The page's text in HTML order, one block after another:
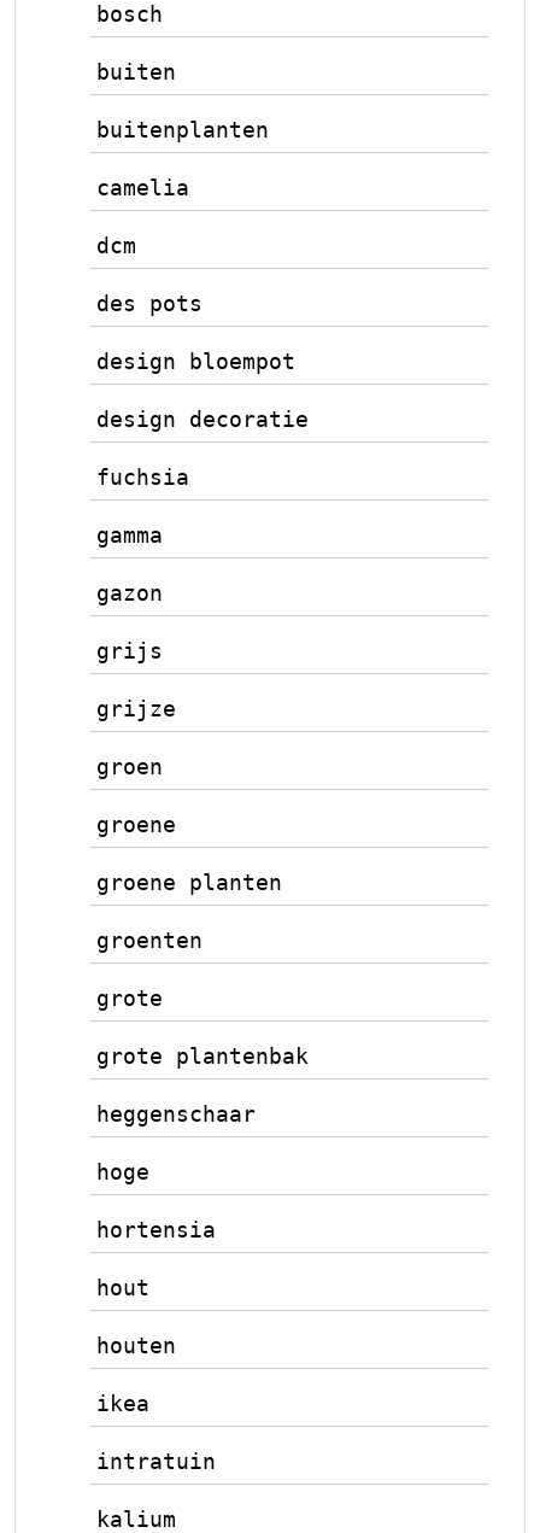
bosch
buiten
buitenplanten
camelia
dcm
des pots
design bloempot
design decoratie
fuchsia
gamma
gazon
grijs
grijze
groen
groene
groene planten
groenten
grote
grote plantenbak
heggenschaar
hoge
hortensia
hout
houten
ikea
intratuin
kalium